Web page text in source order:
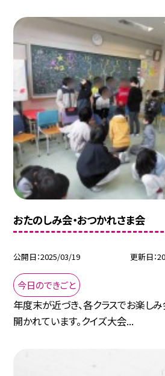
おたのしみ会・おつかれさま会
公開日 2025/03/19 更新日
今日のできごと
年度末が近づき、各クラスでお楽し
開かれています。クイズ大会...